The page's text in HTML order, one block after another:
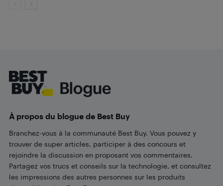
À propos du blogue de Best Buy
Branchez-vous à la communauté Best Buy. Vous pouvez y
trouver de super articles, participer à des concours et
rejoindre la discussion en proposant vos commentaires.
Partagez vos trucs et conseils sur la technologie, et consultez
les impressions des autres personnes sur les produits